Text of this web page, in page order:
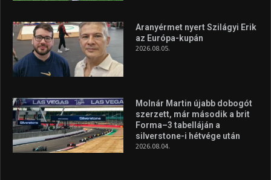
Aranyérmet nyert Szilágyi Erik
az Európa-kupán
2026.08.05.
Molnár Martin újabb dobogót
szerzett, már második a brit
Forma–3 tabelláján a
silverstone-i hétvége után
2026.08.04.